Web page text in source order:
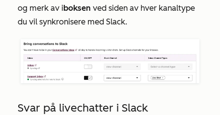
og merk av i boksen ved siden av hver kanaltype
du vil synkronisere med Slack.
Svar på livechatter i Slack